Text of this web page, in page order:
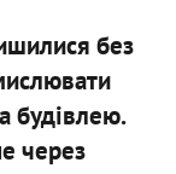
без
будівлею.
через